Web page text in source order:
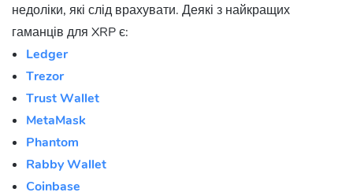
недоліки, які слід врахувати. Деякі з найкращих
гаманців для XRP є:
Ledger
Trezor
Trust Wallet
MetaMask
Phantom
Rabby Wallet
Coinbase